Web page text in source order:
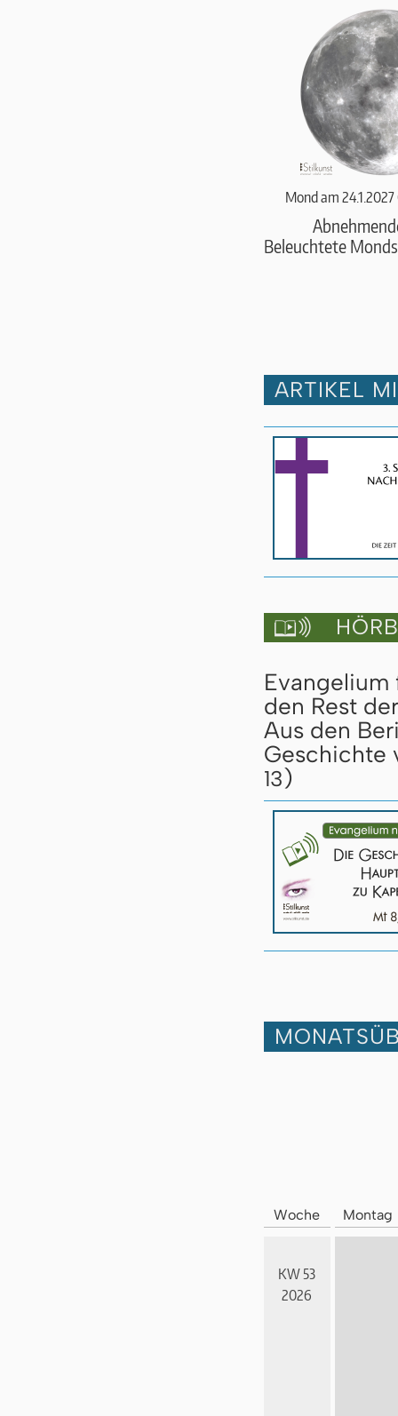
Mond am
Beleuchtete
ARTIKEL

Evangelium
den Rest
Aus den
Geschichte
13)
Woche Montag
KW 53
2026